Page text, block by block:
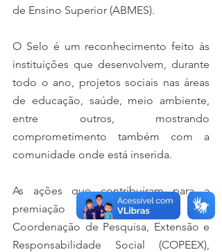
de Ensino Superior (ABMES).
O Selo é um reconhecimento feito às
instituições que desenvolvem, durante
todo o ano, projetos sociais nas áreas
de educação, saúde, meio ambiente,
entre outros, mostrando
comprometimento também com a
comunidade onde está inserida.
As ações que contribuíram para a
premiação são realizadas pela
Coordenação de Pesquisa, Extensão e
Responsabilidade Social (COPEEX),